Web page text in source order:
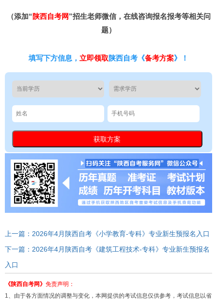
（添加“陕西自考网”招生老师微信，在线咨询报名报考等相关问
题）
填写下方信息， 立即领取陕西自考《备考方案》！
上一篇：2026年4月陕西自考《小学教育-专科》专业新生预报名入口
下一篇：2026年4月陕西自考《建筑工程技术-专科》专业新生预报名
入口
《陕西自考网》 免责声明：
1、由于各方面情况的调整与变化，本网提供的考试信息仅供参考，考试信息以省